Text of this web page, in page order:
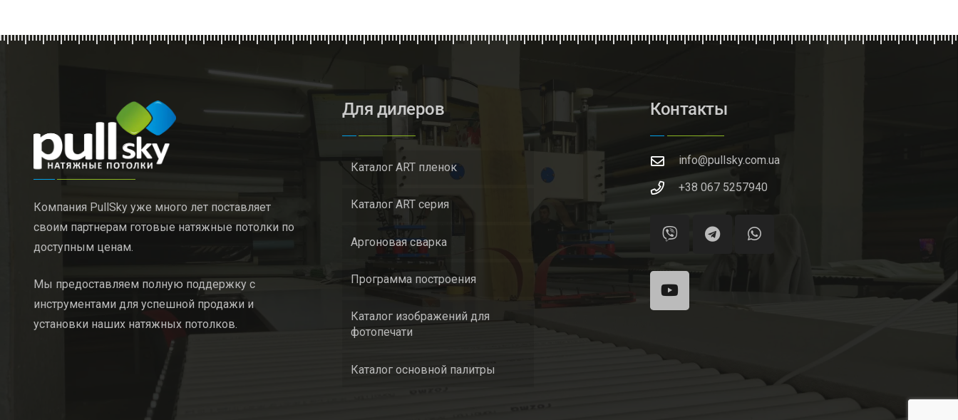
Компания PullSky уже много лет поставляет
своим партнерам готовые натяжные потолки по
доступным ценам.
Мы предоставляем полную поддержку с
инструментами для успешной продажи и
установки наших натяжных потолков.
Для дилеров
Каталог ART пленок
Каталог ART серия
Аргоновая сварка
Программа построения
Каталог изображений для
фотопечати
Каталог основной палитры
Контакты
info@pullsky.com.ua
+38 067 5257940